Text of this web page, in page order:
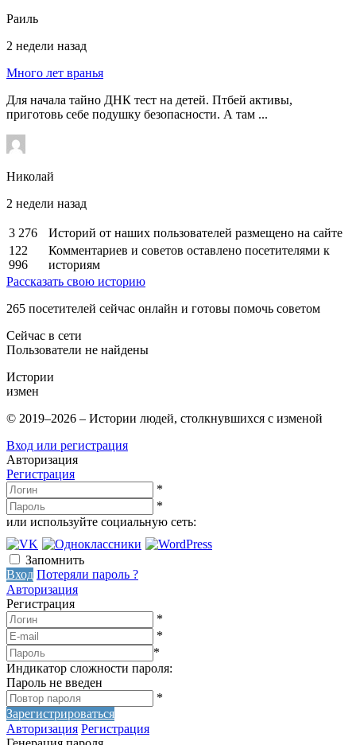
Раиль
2 недели назад
Много лет вранья
Для начала тайно ДНК тест на детей. Птбей активы,
приготовь себе подушку безопасности. А там ...
Николай
2 недели назад
3 276
Историй от наших пользователей размещено на сайте
122
996
Комментариев и советов оставлено посетителями к
историям
Рассказать свою историю
265 посетителей сейчас онлайн и готовы помочь советом
Сейчас в сети
Пользователи не найдены
Истории
измен
© 2019–2026 – Истории людей, столкнувшихся с изменой
Вход или регистрация
Авторизация
Регистрация
*
*
или используйте социальную сеть:
Запомнить
Вход Потеряли пароль ?
Авторизация
Регистрация
*
*
*
Индикатор сложности пароля:
Пароль не введен
*
Зарегистрироваться
Авторизация Регистрация